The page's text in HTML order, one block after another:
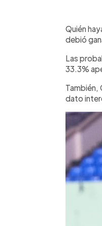
Quién
debió
Las
33.3%
También,
dato